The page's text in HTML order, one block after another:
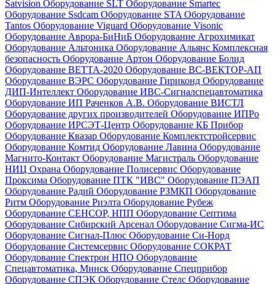
Satvision Оборудование SLT Оборудование Smartec
Оборудование Ssdcam Оборудование STA Оборудование
Tantos Оборудование Viguard Оборудование Visonic
Оборудование Аврора-БиНиБ Оборудование Агрохимикат
Оборудование Альтоника Оборудование Альянс Комплексная
безопасность Оборудование Артон Оборудование Болид
Оборудование ВЕТТА-2020 Оборудование ВС-ВЕКТОР-АП
Оборудование ВЭРС Оборудование Гириконд Оборудование
ДИП-Интеллект Оборудование ИВС-Сигналспецавтоматика
Оборудование ИП Раченков А.В. Оборудование ВИСТЛ
Оборудование других производителей Оборудование ИПРо
Оборудование ИРСЭТ-Центр Оборудование КБ Прибор
Оборудование Квазар Оборудование Комплектстройсервис
Оборудование Комтид Оборудование Лавина Оборудование
Магнито-Контакт Оборудование Магистраль Оборудование
НИЦ Охрана Оборудование Полисервис Оборудование
Проксима Оборудование ПТК "ИВС" Оборудование ПЭАП
Оборудование Радий Оборудование РЗМКП Оборудование
Ритм Оборудование Риэлта Оборудование Рубеж
Оборудование СЕНСОР, НПП Оборудование Септима
Оборудование Сибирский Арсенал Оборудование Сигма-ИС
Оборудование Сигнал-Плюс Оборудование Си-Норд
Оборудование Системсервис Оборудование СОКРАТ
Оборудование Спектрон НПО Оборудование
Спецавтоматика, Минск Оборудование Спецприбор
Оборудование СПЭК Оборудование Стелс Оборудование